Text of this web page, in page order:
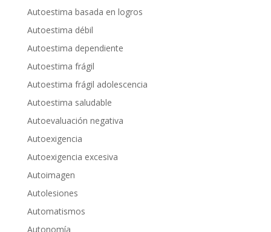
Autoestima basada en logros
Autoestima débil
Autoestima dependiente
Autoestima frágil
Autoestima frágil adolescencia
Autoestima saludable
Autoevaluación negativa
Autoexigencia
Autoexigencia excesiva
Autoimagen
Autolesiones
Automatismos
Autonomía